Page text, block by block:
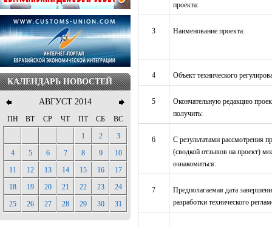
КАЛЕНДАРЬ НОВОСТЕЙ
АВГУСТ 2014
ПН ВТ СР ЧТ ПТ СБ
ВС
1
2
3
4
5 6 7 8 9
10
11
12 13 14 15 16
17
18
19 20 21 22 23
24
25
26 27 28 29 30 31
проекта:
3 Наименование проекта:
4 Объект технического
5
Окончательную редакцию
получить:
6
С результатами рассмотрения
(сводкой отзывов на проект)
ознакомиться:
7
Предполагаемая дата
разработки технического